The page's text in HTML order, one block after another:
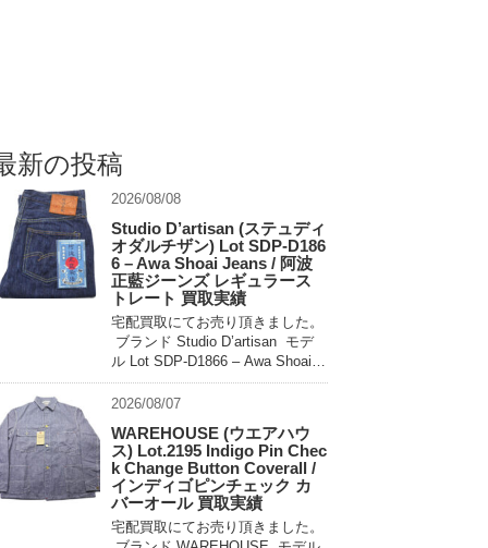
新の投稿
2026/08/08
Studio D’artisan (ステュディ
オダルチザン) Lot SDP-D186
6 – Awa Shoai Jeans / 阿波
正藍ジーンズ レギュラース
トレート 買取実績
宅配買取にてお売り頂きました。
ブランド Studio D’artisan モデ
ル Lot SDP-D1866 – Awa Shoai J
eans 買取相場 お問い合わせくだ
さい。 状態 美 […]
2026/08/07
WAREHOUSE (ウエアハウ
ス) Lot.2195 Indigo Pin Chec
k Change Button Coverall /
インディゴピンチェック カ
バーオール 買取実績
宅配買取にてお売り頂きました。